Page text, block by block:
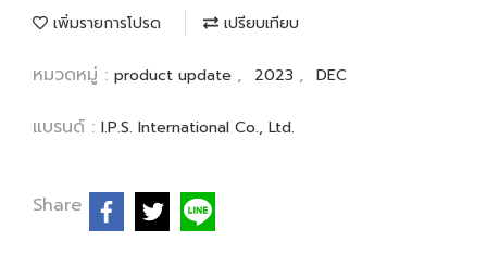
เพิ่มรายการโปรด เปรียบเทียบ
หมวดหมู่ : product update , 2023 , DEC
แบรนด์ : I.P.S. International Co., Ltd.
Share